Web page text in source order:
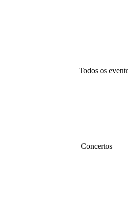
Todos os
Concertos